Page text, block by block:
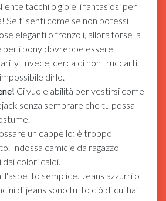
tacchi o gioielli fantasiosi per
Se ti senti come se non potessi
eleganti o fronzoli, allora forse la
per i pony dovrebbe essere
Invece, cerca di non truccarti.
dirlo.
Ci vuole abilità per vestirsi come
senza sembrare che tu possa
un cappello; è troppo
Indossa camicie da ragazzo
dai colori caldi.
l'aspetto semplice. Jeans azzurri o
di jeans sono tutto ciò di cui hai